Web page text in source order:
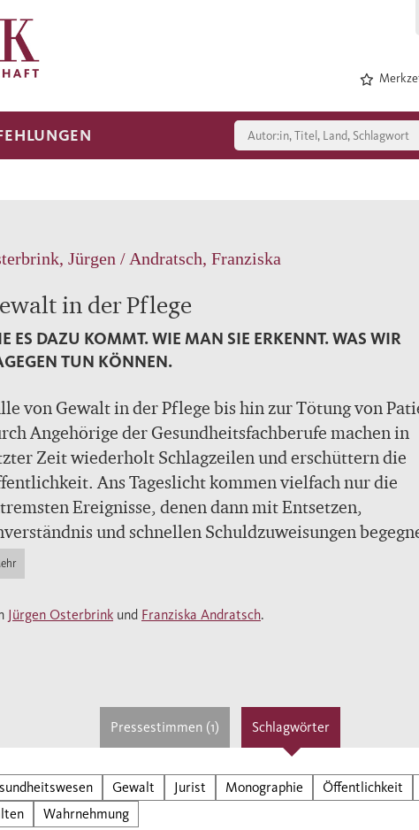
Jürgen / Andratsch, Franziska
in der Pflege
ES DAZU KOMMT. WIE MAN SIE ERKENNT. WAS WIR
TUN KÖNNEN.
von Gewalt in der Pflege bis hin zur Tötung von
Angehörige der Gesundheitsfachberufe machen in
Zeit wiederholt Schlagzeilen und erschüttern die
Ans Tageslicht kommen vielfach nur die
Ereignisse, denen dann mit Entsetzen,
und schnellen Schuldzuweisungen
international renommierte Pflegewissenschaftler
und die Juristin Franziska Andratsch
Wahrnehmung und das Erkennen erster Anzeichen
lässt sich der Gewalt entgegenwirken. Zu
wird in den betroffenen Einrichtungen zur
übergegangen. Eine ernsthafte
mit den Vorfällen und eine genaue
Jürgen Osterbrink und Franziska Andratsch.
Pressestimmen (1) Schlagwörter
Gewalt Jurist Monographie Öffentlichkeit
Wahrnehmung